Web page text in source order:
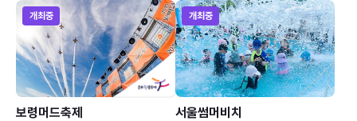
개최중
보령머드축제
개최중
서울썸머비치